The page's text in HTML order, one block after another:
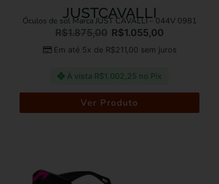
JUSTCAVALLI
Óculos de sol Marca JUST CAVALLI – 044V 0981
R$1.875,00 R$1.055,00
Em até 5x de R$211,00 sem juros
À vista R$1.002,25 no Pix
Ver Produto